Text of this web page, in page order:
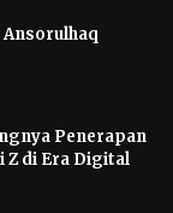
Ansorulhaq
Penerapan
Z di Era Digital